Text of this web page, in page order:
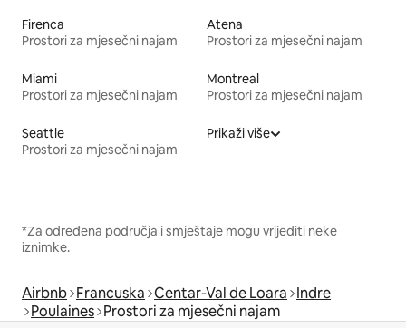
Firenca
Prostori za mjesečni najam
Atena
Prostori za mjesečni najam
Miami
Prostori za mjesečni najam
Montreal
Prostori za mjesečni najam
Seattle
Prostori za mjesečni najam
Prikaži više
*Za određena područja i smještaje mogu vrijediti neke
iznimke.
Airbnb Francuska Centar-Val de Loara Indre
Poulaines Prostori za mjesečni najam